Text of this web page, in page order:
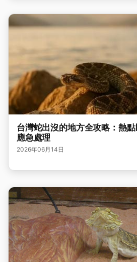
台灣蛇出沒的地方全攻略：熱
應急處理
2026年06月14日